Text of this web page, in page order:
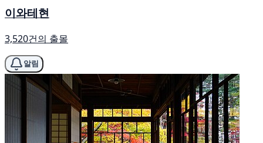
이와테현
3,520건의 출몰
알림